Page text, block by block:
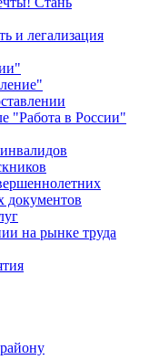
и легализация
"Работа в России"
документов
на рынке труда